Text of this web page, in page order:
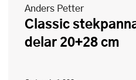
Anders Petter
Classic stekpanna keramisk 2
delar 20+28 cm